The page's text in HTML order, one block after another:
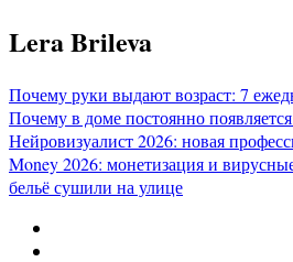
Перейти
к
Lera Brileva
Почему руки выдают возраст: 7
Почему в доме постоянно
Нейровизуалист 2026: новая
Money 2026: монетизация и
бельё сушили на улице